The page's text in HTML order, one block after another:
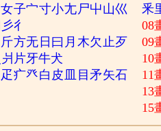
女子宀寸小尢尸屮山巛
彡彳
斤方无 日 曰 月 木欠止歹
爿 片牙牛犬
疋疒癶白 皮 目矛矢石
釆
08
09
10
11
13
15